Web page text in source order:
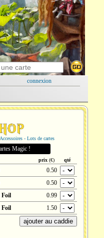
connexion
- Lots de cartes
Magic !
prix (€) qté
0.50
0.50
Foil
0.99
Foil 1.50